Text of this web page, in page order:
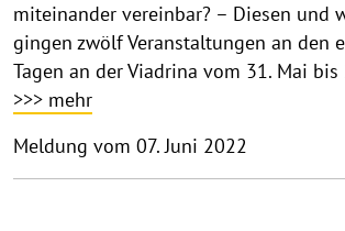
miteinander vereinbar? – Diesen und
gingen zwölf Veranstaltungen an den
Tagen an der Viadrina vom 31. Mai bis
>>> mehr
Meldung vom 07. Juni 2022